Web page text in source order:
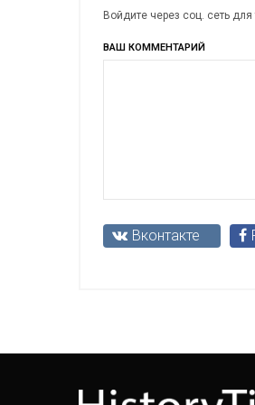
Войдите через соц. сеть
ВАШ КОММЕНТАРИЙ
Вконтакте